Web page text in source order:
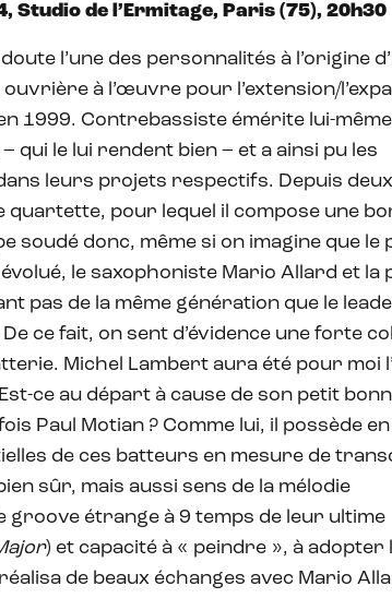
Studio de l’Ermitage, Paris (75), 20h30
l’une des personnalités à l’origine
à l’œuvre pour l’extension/
1999. Contrebassiste émérite lui-
qui le lui rendent bien – et a ainsi pu les
leurs projets respectifs. Depuis
quartette, pour lequel il compose une
soudé donc, même si on imagine que le
le saxophoniste Mario Allard et la
pas de la même génération que le
ce fait, on sent d’évidence une forte
Michel Lambert aura été pour moi
ce au départ à cause de son petit
Paul Motian ? Comme lui, il possède
de ces batteurs en mesure de
sûr, mais aussi sens de la mélodie
groove étrange à 9 temps de leur ultime
) et capacité à « peindre », à adopter
de beaux échanges avec Mario